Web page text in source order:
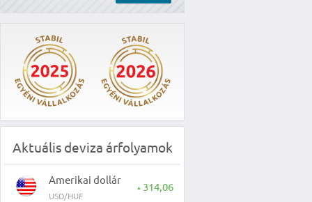
Aktuális deviza árfolyamok
Amerikai dollár
USD/HUF
▲ 314,06